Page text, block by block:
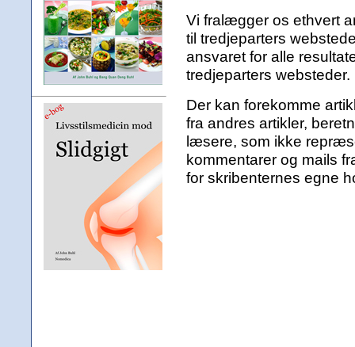
Vi fralægger os ethvert
til tredjeparters
ansvaret for alle
tredjeparters websteder.
Der kan forekomme
fra andres artikler,
læsere, som ikke
kommentarer og mails
for skribenternes egne